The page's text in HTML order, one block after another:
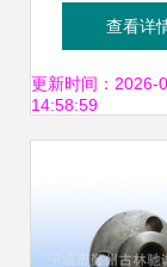
购 专注武强
变压器配件
查看详
更新时间：2026-
14:58:59